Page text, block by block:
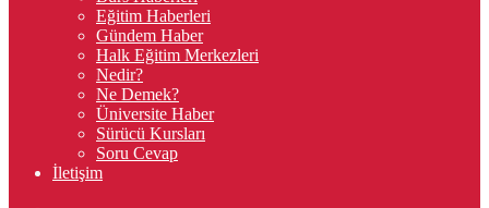
Eğitim Haberleri
Gündem Haber
Halk Eğitim Merkezleri
Nedir?
Ne Demek?
Üniversite Haber
Sürücü Kursları
Soru Cevap
İletişim